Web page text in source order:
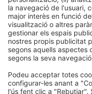
Informació legalAvís legal